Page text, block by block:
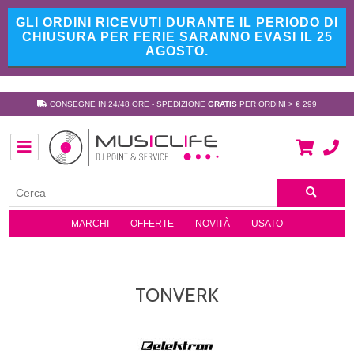
GLI ORDINI RICEVUTI DURANTE IL PERIODO DI
CHIUSURA PER FERIE SARANNO EVASI IL 25
AGOSTO.
CONSEGNE IN 24/48 ORE - SPEDIZIONE GRATIS PER ORDINI > € 299
MARCHI OFFERTE NOVITÀ USATO
TONVERK